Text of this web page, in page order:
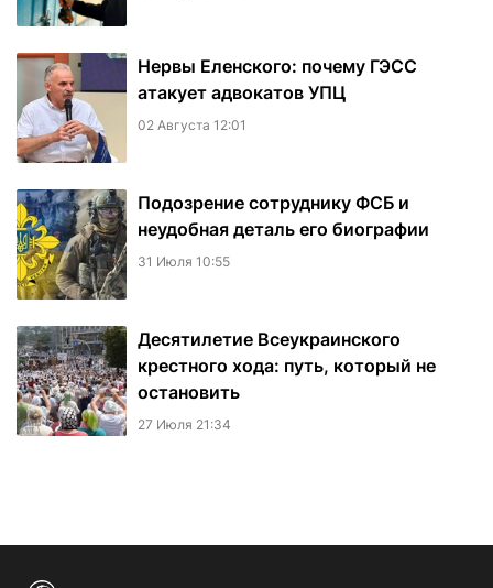
Нервы Еленского: почему ГЭСС
атакует адвокатов УПЦ
02 Августа 12:01
Подозрение сотруднику ФСБ и
неудобная деталь его биографии
31 Июля 10:55
Десятилетие Всеукраинского
крестного хода: путь, который не
остановить
27 Июля 21:34